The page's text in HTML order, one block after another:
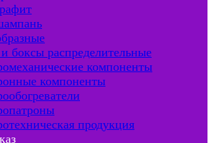
боксы распределительные
компоненты
компоненты
продукция